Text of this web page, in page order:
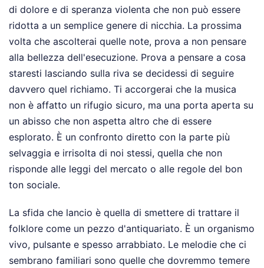
di dolore e di speranza violenta che non può essere
ridotta a un semplice genere di nicchia. La prossima
volta che ascolterai quelle note, prova a non pensare
alla bellezza dell'esecuzione. Prova a pensare a cosa
staresti lasciando sulla riva se decidessi di seguire
davvero quel richiamo. Ti accorgerai che la musica
non è affatto un rifugio sicuro, ma una porta aperta su
un abisso che non aspetta altro che di essere
esplorato. È un confronto diretto con la parte più
selvaggia e irrisolta di noi stessi, quella che non
risponde alle leggi del mercato o alle regole del bon
ton sociale.
La sfida che lancio è quella di smettere di trattare il
folklore come un pezzo d'antiquariato. È un organismo
vivo, pulsante e spesso arrabbiato. Le melodie che ci
sembrano familiari sono quelle che dovremmo temere